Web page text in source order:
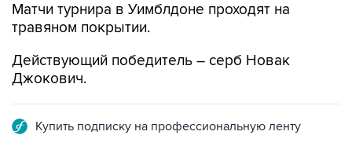
Матчи турнира в Уимблдоне проходят на
травяном покрытии.
Действующий победитель – серб Новак
Джокович.
Купить подписку на профессиональную ленту